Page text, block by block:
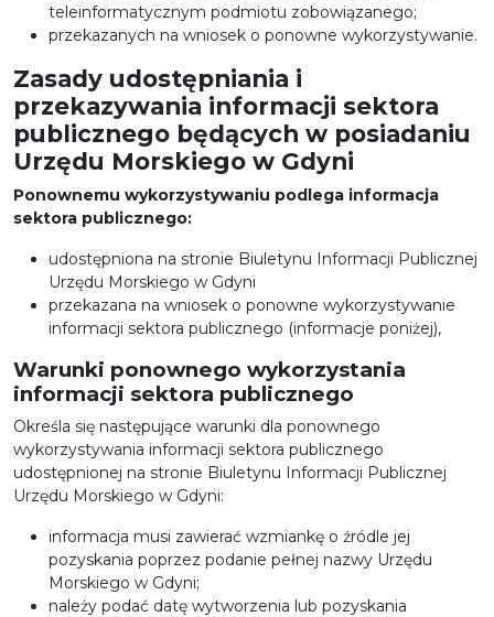
teleinformatycznym podmiotu zobowiązanego;
przekazanych na wniosek o ponowne wykorzystywanie.
Zasady udostępniania i
przekazywania informacji sektora
publicznego będących w posiadaniu
Urzędu Morskiego w Gdyni
Ponownemu wykorzystywaniu podlega informacja
sektora publicznego:
udostępniona na stronie Biuletynu Informacji Publicznej
Urzędu Morskiego w Gdyni
przekazana na wniosek o ponowne wykorzystywanie
informacji sektora publicznego (informacje poniżej),
Warunki ponownego wykorzystania
informacji sektora publicznego
Określa się następujące warunki dla ponownego
wykorzystywania informacji sektora publicznego
udostępnionej na stronie Biuletynu Informacji Publicznej
Urzędu Morskiego w Gdyni:
informacja musi zawierać wzmiankę o źródle jej
pozyskania poprzez podanie pełnej nazwy Urzędu
Morskiego w Gdyni;
należy podać datę wytworzenia lub pozyskania